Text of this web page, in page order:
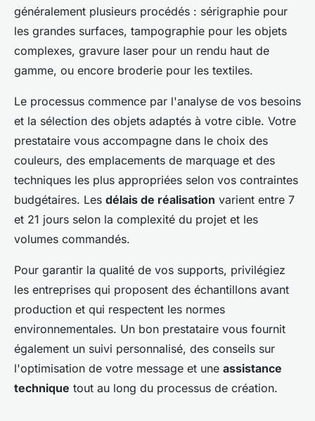
généralement plusieurs procédés : sérigraphie pour
les grandes surfaces, tampographie pour les objets
complexes, gravure laser pour un rendu haut de
gamme, ou encore broderie pour les textiles.
Le processus commence par l'analyse de vos besoins
et la sélection des objets adaptés à votre cible. Votre
prestataire vous accompagne dans le choix des
couleurs, des emplacements de marquage et des
techniques les plus appropriées selon vos contraintes
budgétaires. Les délais de réalisation varient entre 7
et 21 jours selon la complexité du projet et les
volumes commandés.
Pour garantir la qualité de vos supports, privilégiez
les entreprises qui proposent des échantillons avant
production et qui respectent les normes
environnementales. Un bon prestataire vous fournit
également un suivi personnalisé, des conseils sur
l'optimisation de votre message et une assistance
technique tout au long du processus de création.